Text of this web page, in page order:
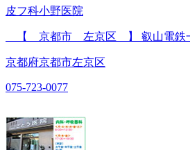
皮フ科小野医院
【 京都市 左京区 】 叡山電鉄一
京都府京都市左京区
075-723-0077